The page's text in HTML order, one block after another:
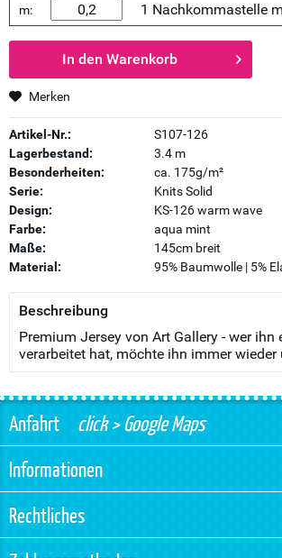
m: 1 Nachkommastelle
In den Warenkorb
Merken
Artikel-Nr.:
S107-126
Lagerbestand:
3.4 m
Besonderheiten:
ca. 175g/m²
Serie:
Knits Solid
Design:
KS-126 warm wave
Farbe:
aqua mint
Maße:
145cm breit
Material:
95% Baumwolle | 5%
Beschreibung
Premium Jersey von Art Gallery - wer ihn
verarbeitet hat, möchte ihn immer wieder
Anfahrtclick > Google Maps
Informationen
Rechtliches